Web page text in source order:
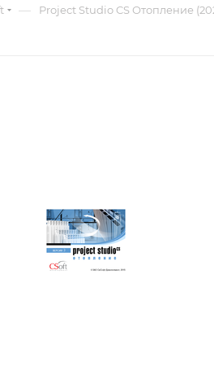
— Project Studio CS Отопление